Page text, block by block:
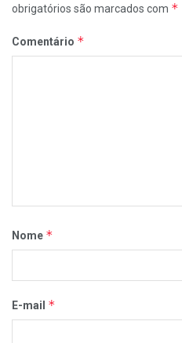
obrigatórios são marcados com *
Comentário *
Nome *
E-mail *